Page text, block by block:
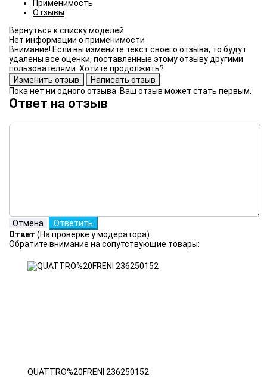
Применимость
Отзывы
Нет информации о применимости
Внимание! Если вы измените текст своего отзыва, то будут
удалены все оценки, поставленные этому отзыву другими
пользователями. Хотите продолжить?
Пока нет ни одного отзыва. Ваш отзыв может стать первым.
Ответ на отзыв
Ответ (На проверке у модератора)
Обратите внимание на сопутствующие товары:
QUATTRO%20FRENI 236250152